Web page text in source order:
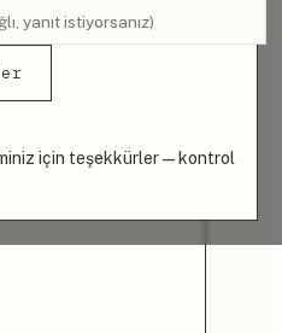
için teşekkürler — kontrol